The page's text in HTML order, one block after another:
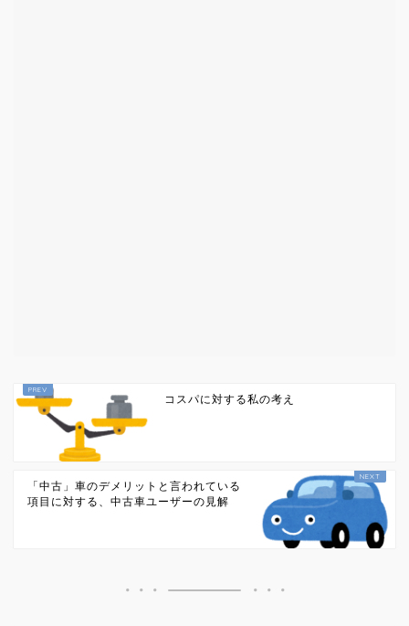
コスパに対する私の考え
「中古」車のデメリットと言われている
項目に対する、中古車ユーザーの見解